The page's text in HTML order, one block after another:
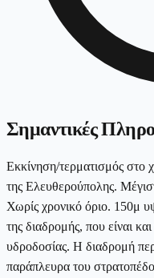
Σημαντικές
Εκκίνηση/τερματισμός στο
της Ελευθερούπολης.
Χωρίς χρονικό όριο. 150μ
της διαδρομής, που είναι
υδροδοσίας. Η διαδρομή
παράπλευρα του